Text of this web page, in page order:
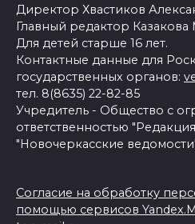
Директор Хвастиков
Главный редактор
Для детей старше 16 лет.
Контактные данные для
государственных органов:
тел. 8(8635) 22-82-85
Учредитель - Общество с
ответственностью
"Новочеркасские
Согласие на обработку
помощью сервисов